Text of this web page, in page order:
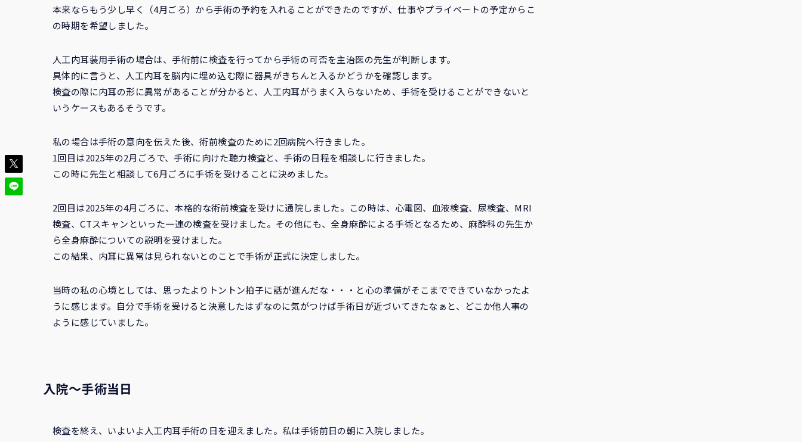
本来ならもう少し早く（4月ごろ）から手術の予約を入れることができたのですが、仕事やプライベートの予定からこ
の時期を希望しました。
人工内耳装用手術の場合は、手術前に検査を行ってから手術の可否を主治医の先生が判断します。
具体的に言うと、人工内耳を脳内に埋め込む際に器具がきちんと入るかどうかを確認します。
検査の際に内耳の形に異常があることが分かると、人工内耳がうまく入らないため、手術を受けることができないと
いうケースもあるそうです。
私の場合は手術の意向を伝えた後、術前検査のために2回病院へ行きました。
1回目は2025年の2月ごろで、手術に向けた聴力検査と、手術の日程を相談しに行きました。
この時に先生と相談して6月ごろに手術を受けることに決めました。
2回目は2025年の4月ごろに、本格的な術前検査を受けに通院しました。この時は、心電図、血液検査、尿検査、MRI
検査、CTスキャンといった一連の検査を受けました。その他にも、全身麻酔による手術となるため、麻酔科の先生か
ら全身麻酔についての説明を受けました。
この結果、内耳に異常は見られないとのことで手術が正式に決定しました。
当時の私の心境としては、思ったよりトントン拍子に話が進んだな・・・と心の準備がそこまでできていなかったよ
うに感じます。自分で手術を受けると決意したはずなのに気がつけば手術日が近づいてきたなぁと、どこか他人事の
ように感じていました。
入院〜手術当日
検査を終え、いよいよ人工内耳手術の日を迎えました。私は手術前日の朝に入院しました。